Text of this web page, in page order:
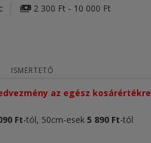
2 300 Ft - 10 000 Ft
ISMERTETŐ
az egész kosárértékre
Ft-tól, 50cm-esek 5 890 Ft-tól